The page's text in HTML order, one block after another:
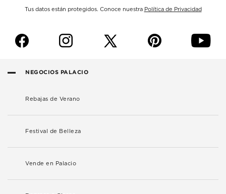
Tus datos están protegidos. Conoce nuestra Política de Privacidad
f i p y
NEGOCIOS PALACIO
Rebajas de Verano
Festival de Belleza
Vende en Palacio